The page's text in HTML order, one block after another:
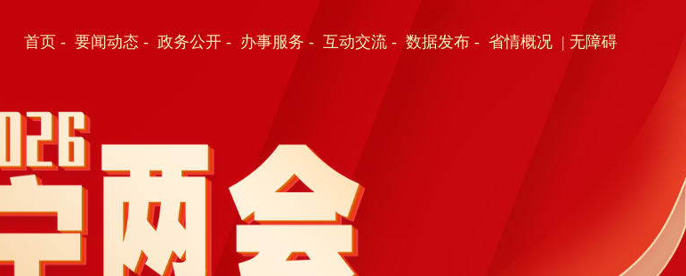
首页 - 要闻动态 - 政务公开 - 办事服务 - 互动交流 - 数据发布 - 省情概况 | 无障碍